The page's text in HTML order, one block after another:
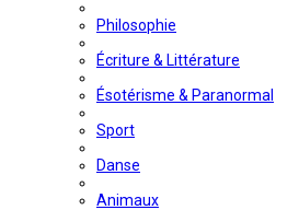
Philosophie
Écriture & Littérature
Ésotérisme & Paranormal
Sport
Danse
Animaux